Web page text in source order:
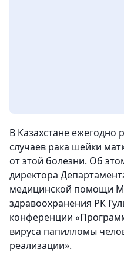
В Казахстане ежегодно
случаев рака шейки
от этой болезни. Об
директора
медицинской помощи
здравоохранения РК
конференции
вируса папилломы
реализации».